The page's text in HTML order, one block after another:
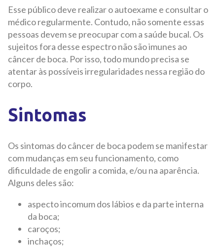
Esse público deve realizar o autoexame e consultar o
médico regularmente. Contudo, não somente essas
pessoas devem se preocupar com a saúde bucal. Os
sujeitos fora desse espectro não são imunes ao
câncer de boca. Por isso, todo mundo precisa se
atentar às possíveis irregularidades nessa região do
corpo.
Sintomas
Os sintomas do câncer de boca podem se manifestar
com mudanças em seu funcionamento, como
dificuldade de engolir a comida, e/ou na aparência.
Alguns deles são:
aspecto incomum dos lábios e da parte interna
da boca;
caroços;
inchaços;